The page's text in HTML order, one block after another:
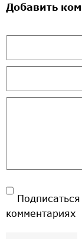
Добавить
комментариях